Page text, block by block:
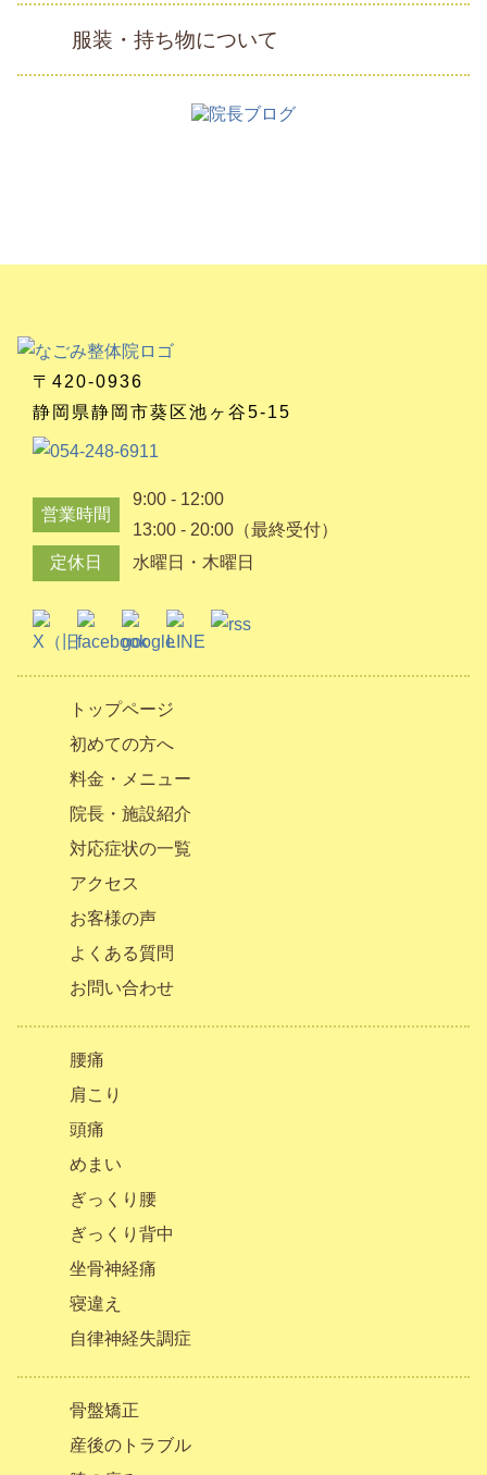
服装・持ち物について
〒420-0936
静岡県静岡市葵区池ヶ谷5-15
営業時間
9:00 - 12:00
13:00 - 20:00（最終受付）
定休日
水曜日・木曜日
トップページ
初めての方へ
料金・メニュー
院長・施設紹介
対応症状の一覧
アクセス
お客様の声
よくある質問
お問い合わせ
腰痛
肩こり
頭痛
めまい
ぎっくり腰
ぎっくり背中
坐骨神経痛
寝違え
自律神経失調症
骨盤矯正
産後のトラブル